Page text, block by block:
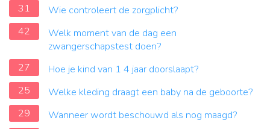
31
Wie controleert de zorgplicht?
42
Welk moment van de dag een
zwangerschapstest doen?
27
Hoe je kind van 1 4 jaar doorslaapt?
25
Welke kleding draagt een baby na de geboorte?
29
Wanneer wordt beschouwd als nog maagd?